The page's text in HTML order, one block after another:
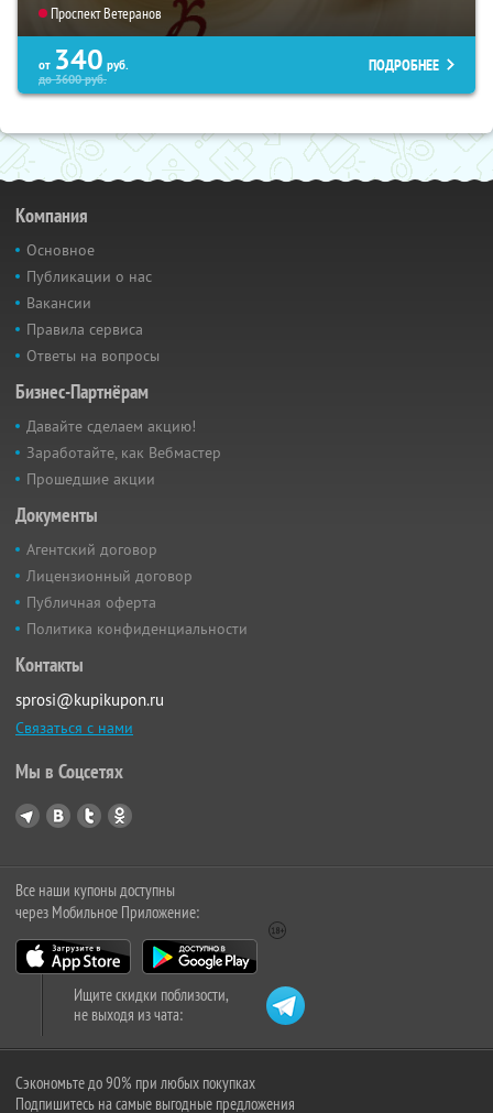
Проспект Ветеранов
от 340 руб.
до3600руб.
ПОДРОБНЕЕ
Компания
Основное
Публикации о нас
Вакансии
Правила сервиса
Ответы на вопросы
Бизнес-Партнёрам
Давайте сделаем акцию!
Заработайте, как Вебмастер
Прошедшие акции
Документы
Агентский договор
Лицензионный договор
Публичная оферта
Политика конфиденциальности
Контакты
sprosi@kupikupon.ru
Связаться с нами
Мы в Соцсетях
Все наши купоны доступны
через Мобильное Приложение:
Ищите скидки поблизости,
не выходя из чата:
Сэкономьте до 90% при любых покупках
Подпишитесь на самые выгодные предложения